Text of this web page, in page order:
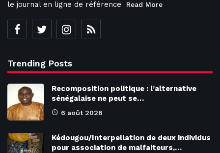
le journal en ligne de référence Read More
Trending Posts
Recomposition politique : l’alternative
sénégalaise ne peut se…
6 août 2026
Kédougou/Interpellation de deux individus
pour association de malfaiteurs,…